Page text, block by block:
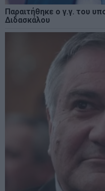
Παραιτήθηκε ο γ.γ. του
Διδασκάλου